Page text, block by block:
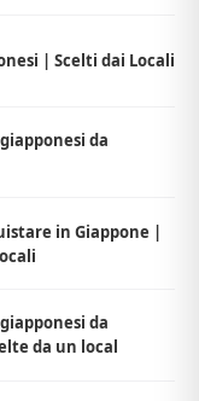
| Scelti dai Locali
da
in Giappone |
da
da un local